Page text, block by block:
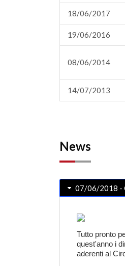
18/06/2017
19/06/2016
08/06/2014
14/07/2013
News
07/06/2018 -
Tutto pronto
quest'anno i
aderenti al